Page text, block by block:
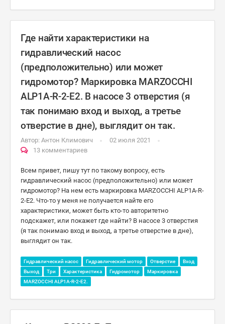
Где найти характеристики на
гидравлический насос
(предположительно) или может
гидромотор? Маркировка MARZOCCHI
ALP1A-R-2-E2. В насосе 3 отверстия (я
так понимаю вход и выход, а третье
отверстие в дне), выглядит он так.
Автор: Антон Климович
02 июля 2021
13 комментариев
Всем привет, пишу тут по такому вопросу, есть
гидравлический насос (предположительно) или может
гидромотор? На нем есть маркировка MARZOCCHI ALP1A-R-
2-E2. Что-то у меня не получается найте его
характеристики, может быть кто-то авторитетно
подскажет, или покажет где найти? В насосе 3 отверстия
(я так понимаю вход и выход, а третье отверстие в дне),
выглядит он так.
Гидравлический насос Гидравлический мотор Отверстие
Вход
Выход
Три Характеристика Гидромотор
Маркировка
MARZOCCHI ALP1A-R-2-E2.